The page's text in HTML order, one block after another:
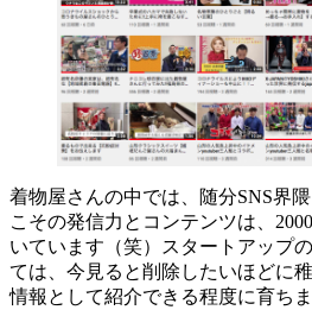
着物屋さんの中では、随分SNS界
こその発信力とコンテンツは、
いています（笑）スタートアップ
ては、今見ると削除したいほどに
情報として紹介できる程度に育ちま